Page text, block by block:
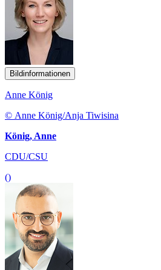
Bildinformationen
Anne König
© Anne König/Anja Tiwisina
König, Anne
CDU/CSU
()